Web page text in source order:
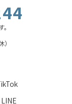
LINE